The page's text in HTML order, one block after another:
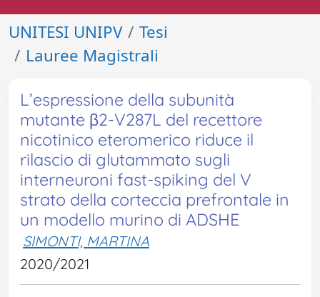
UNITESI UNIPV
Tesi
Lauree Magistrali
L’espressione della subunità
mutante β2-V287L del recettore
nicotinico eteromerico riduce il
rilascio di glutammato sugli
interneuroni fast-spiking del V
strato della corteccia prefrontale in
un modello murino di ADSHE
SIMONTI, MARTINA
2020/2021